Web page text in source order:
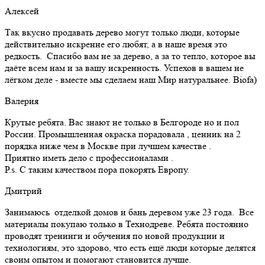
Алексей
Так вкусно продавать дерево могут только люди, которые
действительно искренне его любят, а в наше время это
редкость. Спасибо вам не за дерево, а за то тепло, которое вы
даёте всем нам и за вашу искренность. Успехов в вашем не
лёгком деле - вместе мы сделаем наш Мир натуральнее. Biofa)
Валерия
Крутые ребята. Вас знают не только в Белгороде но и пол
России. Промышленная окраска порадовала , ценник на 2
порядка ниже чем в Москве при лучшем качестве .
Приятно иметь дело с профессионалами .
Р.s. С таким качеством пора покорять Европу.
Дмитрий
Занимаюсь отделкой домов и бань деревом уже 23 года. Все
материалы покупаю только в Технодреве. Ребята постоянно
проводят тренинги и обучения по новой продукции и
технологиям, это здорово, что есть ещё люди которые делятся
своим опытом и помогают становится лучше.